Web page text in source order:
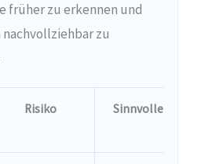
früher zu erkennen und
zu
Risiko Sinnvolle Prüfung